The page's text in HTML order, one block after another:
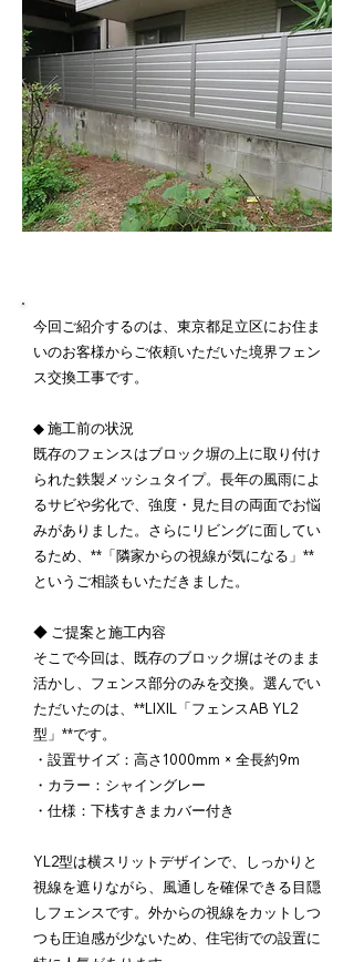
今回ご紹介するのは、東京都足立区にお住ま
いのお客様からご依頼いただいた境界フェン
ス交換工事です。
◆ 施工前の状況
既存のフェンスはブロック塀の上に取り付け
られた鉄製メッシュタイプ。長年の風雨によ
るサビや劣化で、強度・見た目の両面でお悩
みがありました。さらにリビングに面してい
るため、**「隣家からの視線が気になる」**
というご相談もいただきました。
◆ ご提案と施工内容
そこで今回は、既存のブロック塀はそのまま
活かし、フェンス部分のみを交換。選んでい
ただいたのは、**LIXIL「フェンスAB YL2
型」**です。
・設置サイズ：高さ1000mm × 全長約9m
・カラー：シャイングレー
・仕様：下桟すきまカバー付き
YL2型は横スリットデザインで、しっかりと
視線を遮りながら、風通しを確保できる目隠
しフェンスです。外からの視線をカットしつ
つも圧迫感が少ないため、住宅街での設置に